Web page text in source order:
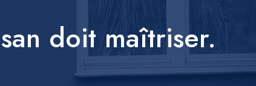
doit maîtriser.